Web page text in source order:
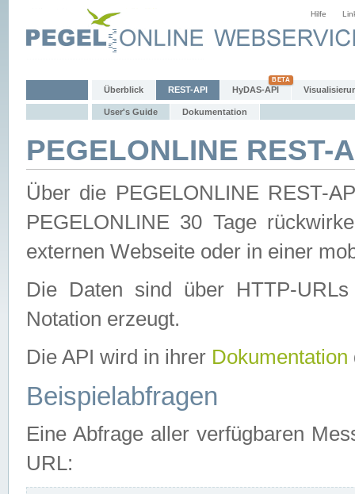
Hilfe
Überblick REST-API HyDAS-API
User's Guide Dokumentation
PEGELONLINE REST-
Über die PEGELONLINE REST-
PEGELONLINE 30 Tage
externen Webseite oder in einer
Die Daten sind über HTTP-
Notation erzeugt.
Die API wird in ihrer Dokumentation
Beispielabfragen
Eine Abfrage aller verfügbaren
URL: